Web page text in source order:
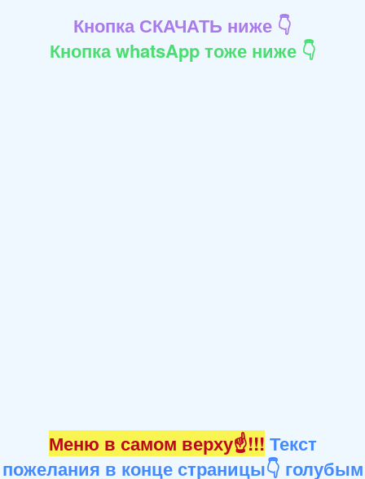
Кнопка СКАЧАТЬ ниже 👇
Кнопка whatsApp тоже ниже 👇
Меню в самом верху☝!!! Текст
пожелания в конце страницы👇 голубым